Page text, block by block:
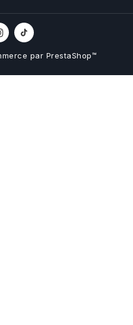
par PrestaShop™